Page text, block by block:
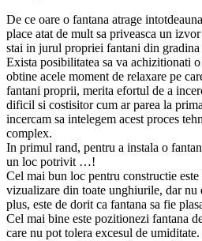
De ce oare o fantana atrage
place atat de mult sa priveasca un
stai in jurul propriei fantani din
Exista posibilitatea sa va achizitionati
obtine acele moment de relaxare pe
fantani proprii, merita efortul de a
dificil si costisitor cum ar parea la
incercam sa intelegem acest proces
complex.
In primul rand, pentru a instala o
un loc potrivit …!
Cel mai bun loc pentru constructie
vizualizare din toate unghiurile, dar nu
plus, este de dorit ca fantana sa fie
Cel mai bine este pozitionezi fantana
care nu pot tolera excesul de